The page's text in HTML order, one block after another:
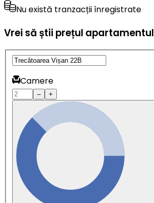
Nu există tranzacții înregistrate
Vrei să știi prețul
Camere
– +